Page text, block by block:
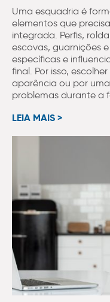
Uma esquadria é
elementos que
integrada. Perfis,
escovas, guarnições
específicas e
final. Por isso,
aparência ou por
problemas durante a
LEIA MAIS >